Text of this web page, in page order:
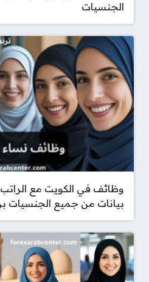
الجنسيات
وظائف في الكويت مع
بيانات من جميع الجنسيات